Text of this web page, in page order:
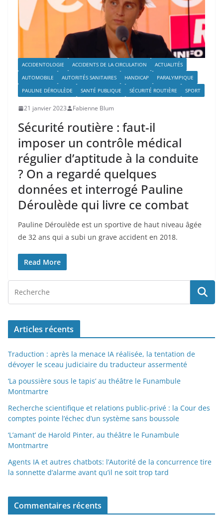
ACCIDENTOLOGIE ACCIDENTS DE LA CIRCULATION
ACTUALITÉS
AUTOMOBILE
AUTORITÉS SANITAIRES HANDICAP
PARALYMPIQUE
PAULINE DÉROULÈDE
SANTÉ PUBLIQUE SÉCURITÉ ROUTIÈRE SPORT
21 janvier 2023 Fabienne Blum
Sécurité routière : faut-il
imposer un contrôle médical
régulier d’aptitude à la conduite
? On a regardé quelques
données et interrogé Pauline
Déroulède qui livre ce combat
Pauline Déroulède est un sportive de haut niveau âgée
de 32 ans qui a subi un grave accident en 2018.
Read More
Articles récents
Traduction : après la menace IA réalisée, la tentation de
dévoyer le sceau judiciaire du traducteur assermenté
‘La poussière sous le tapis’ au théâtre le Funambule
Montmartre
Recherche scientifique et relations public-privé : la Cour des
comptes pointe l’échec d’un système sans boussole
‘L’amant’ de Harold Pinter, au théâtre le Funambule
Montmartre
Agents IA et autres chatbots: l’Autorité de la concurrence tire
la sonnette d’alarme avant qu’il ne soit trop tard
Commentaires récents